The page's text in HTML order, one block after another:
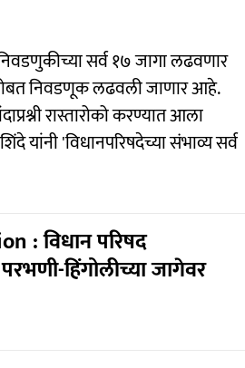
सर्व १७ जागा लढवणार
निवडणूक लढवली जाणार आहे.
रास्तारोको करण्यात आला
यांनी 'विधानपरिषदेच्या संभाव्य सर्व
: विधान परिषद
हिंगोलीच्या जागेवर